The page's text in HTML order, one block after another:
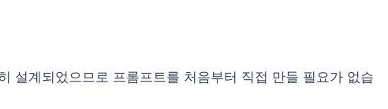
설계되었으므로 프롬프트를 처음부터 직접 만들 필요가 없습